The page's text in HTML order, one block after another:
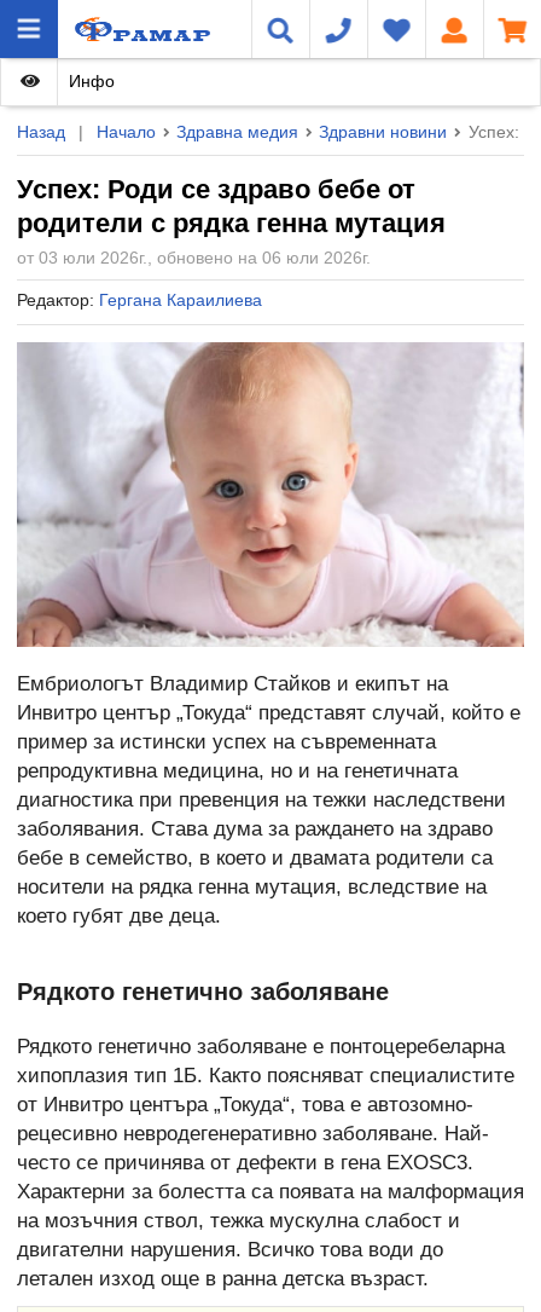
Назад | Начало Здравна медия Здравни новини Успех:
Успех: Роди се здраво бебе от
родители с рядка генна мутация
от 03 юли 2026г., обновено на 06 юли 2026г.
Редактор: Гергана Караилиева
Инфо
Ембриологът Владимир Стайков и екипът на
Инвитро център „Токуда“ представят случай, който е
пример за истински успех на съвременната
репродуктивна медицина, но и на генетичната
диагностика при превенция на тежки наследствени
заболявания. Става дума за раждането на здраво
бебе в семейство, в което и двамата родители са
носители на рядка генна мутация, вследствие на
което губят две деца.
Рядкото генетично заболяване
Рядкото генетично заболяване е понтоцеребеларна
хипоплазия тип 1Б. Както поясняват специалистите
от Инвитро центъра „Токуда“, това е автозомно-
рецесивно невродегенеративно заболяване. Най-
често се причинява от дефекти в гена EXOSC3.
Характерни за болестта са появата на малформация
на мозъчния ствол, тежка мускулна слабост и
двигателни нарушения. Всичко това води до
летален изход още в ранна детска възраст.